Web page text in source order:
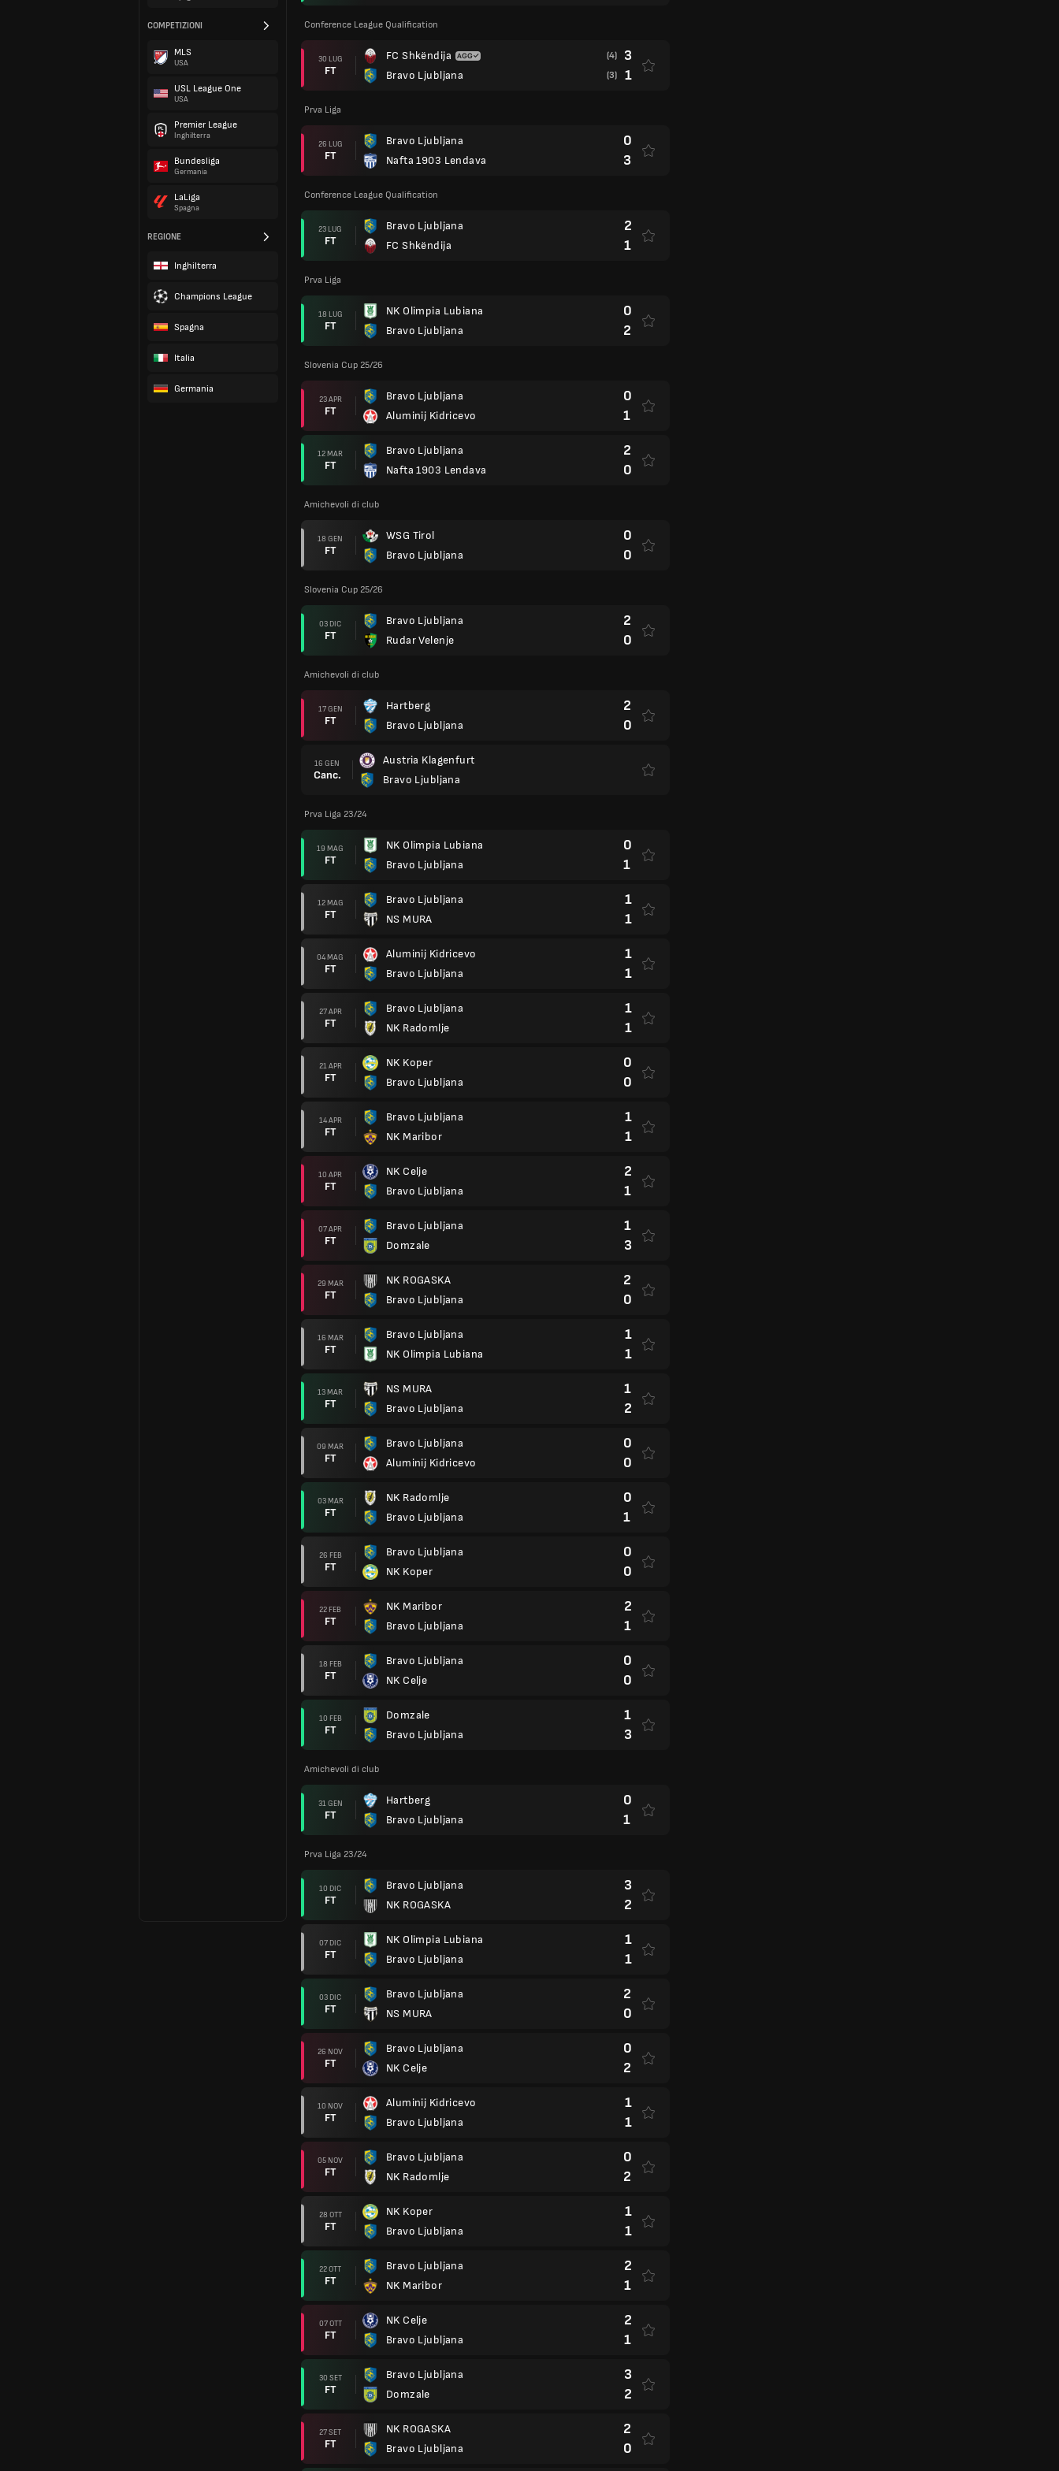
COMPETIZIONI
MLS
USA
USL League One
USA
Premier League
Inghilterra
Bundesliga
Germania
LaLiga
Spagna
REGIONE
Inghilterra
Champions League
Spagna
Italia
Germania
Conference League Qualification
30 LUG
FT
FC Shkëndija
Bravo Ljubljana
(4) 3
(3) 1
Prva Liga
26 LUG
FT
Bravo Ljubljana
Nafta 1903 Lendava
0
3
Conference League Qualification
23 LUG
FT
Bravo Ljubljana
FC Shkëndija
2
1
Prva Liga
18 LUG
FT
NK Olimpia Lubiana
Bravo Ljubljana
0
2
Slovenia Cup 25/26
23 APR
FT
Bravo Ljubljana
Aluminij Kidricevo
0
1
12 MAR
FT
Bravo Ljubljana
Nafta 1903 Lendava
2
0
Amichevoli di club
18 GEN
FT
WSG Tirol
Bravo Ljubljana
0
0
Slovenia Cup 25/26
03 DIC
FT
Bravo Ljubljana
Rudar Velenje
2
0
Amichevoli di club
17 GEN
FT
Hartberg
Bravo Ljubljana
2
0
16 GEN
Canc.
Austria Klagenfurt
Bravo Ljubljana
Prva Liga 23/24
19 MAG
FT
NK Olimpia Lubiana
Bravo Ljubljana
0
1
12 MAG
FT
Bravo Ljubljana
NS MURA
1
1
04 MAG
FT
Aluminij Kidricevo
Bravo Ljubljana
1
1
27 APR
FT
Bravo Ljubljana
NK Radomlje
1
1
21 APR
FT
NK Koper
Bravo Ljubljana
0
0
14 APR
FT
Bravo Ljubljana
NK Maribor
1
1
10 APR
FT
NK Celje
Bravo Ljubljana
2
1
07 APR
FT
Bravo Ljubljana
Domzale
1
3
29 MAR
FT
NK ROGASKA
Bravo Ljubljana
2
0
16 MAR
FT
Bravo Ljubljana
NK Olimpia Lubiana
1
1
13 MAR
FT
NS MURA
Bravo Ljubljana
1
2
09 MAR
FT
Bravo Ljubljana
Aluminij Kidricevo
0
0
03 MAR
FT
NK Radomlje
Bravo Ljubljana
0
1
26 FEB
FT
Bravo Ljubljana
NK Koper
0
0
22 FEB
FT
NK Maribor
Bravo Ljubljana
2
1
18 FEB
FT
Bravo Ljubljana
NK Celje
0
0
10 FEB
FT
Domzale
Bravo Ljubljana
1
3
Amichevoli di club
31 GEN
FT
Hartberg
Bravo Ljubljana
0
1
Prva Liga 23/24
10 DIC
FT
Bravo Ljubljana
NK ROGASKA
3
2
07 DIC
FT
NK Olimpia Lubiana
Bravo Ljubljana
1
1
03 DIC
FT
Bravo Ljubljana
NS MURA
2
0
26 NOV
FT
Bravo Ljubljana
NK Celje
0
2
10 NOV
FT
Aluminij Kidricevo
Bravo Ljubljana
1
1
05 NOV
FT
Bravo Ljubljana
NK Radomlje
0
2
28 OTT
FT
NK Koper
Bravo Ljubljana
1
1
22 OTT
FT
Bravo Ljubljana
NK Maribor
2
1
07 OTT
FT
NK Celje
Bravo Ljubljana
2
1
30 SET
FT
Bravo Ljubljana
Domzale
3
2
27 SET
FT
NK ROGASKA
Bravo Ljubljana
2
0